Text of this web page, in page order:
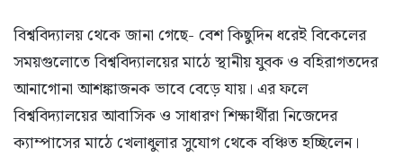
​বিশ্ববিদ্যালয় থেকে জানা গেছে- বেশ কিছুদিন ধরেই বিকেলের
সময়গুলোতে বিশ্ববিদ্যালয়ের মাঠে স্থানীয় যুবক ও বহিরাগতদের
আনাগোনা আশঙ্কাজনক ভাবে বেড়ে যায়। এর ফলে
বিশ্ববিদ্যালয়ের আবাসিক ও সাধারণ শিক্ষার্থীরা নিজেদের
ক্যাম্পাসের মাঠে খেলাধুলার সুযোগ থেকে বঞ্চিত হচ্ছিলেন।